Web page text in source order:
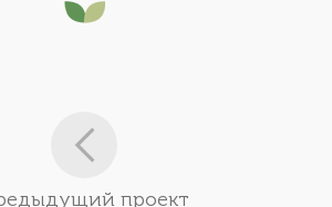
проект